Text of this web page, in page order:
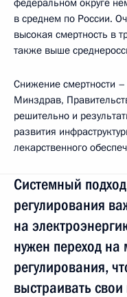
в среднем по России.
высокая смертность в
также выше
Снижение смертности
Минздрав,
решительно и
развития
лекарственного
Системный
регулирования
на
нужен переход на
регулирования,
выстраивать